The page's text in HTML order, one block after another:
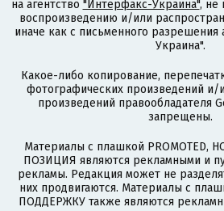
на агентство "Интерфакс-Украина", не
воспроизведению и/или
иначе как с письменного разрешения
Украина".
Какое-либо копирование,
фотографических произведений и/
произведений правообладателя
запрещены.
Материалы с плашкой
ПОЗИЦИЯ являются рекламными и
рекламы. Редакция может не
них продвигаются. Материалы с
ПОДДЕРЖКУ также являются